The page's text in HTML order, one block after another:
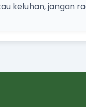
keluhan, jangan